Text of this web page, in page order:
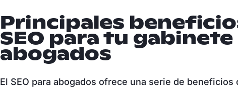
Principales
SEO para tu gabinete
abogados
El SEO para abogados ofrece una serie de beneficios